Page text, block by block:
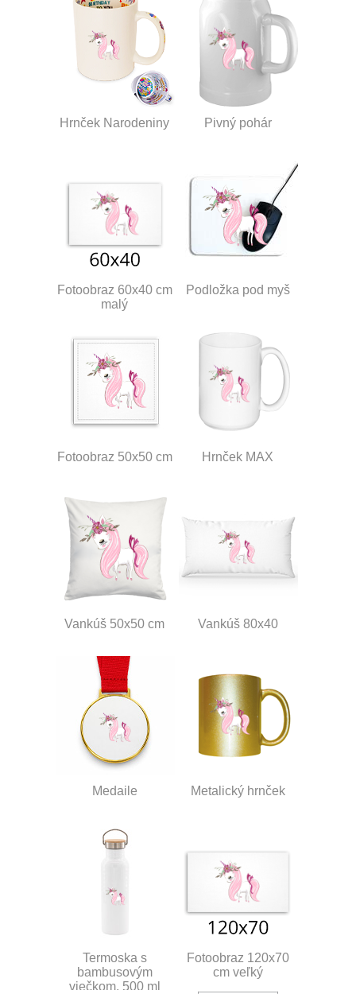
Hrnček Narodeniny Pivný pohár
Fotoobraz 60x40 cm
malý
Podložka pod myš
Fotoobraz 50x50 cm Hrnček MAX
Vankúš 50x50 cm Vankúš 80x40
Medaile Metalický hrnček
Termoska s
bambusovým
viečkom, 500 ml
Fotoobraz 120x70
cm veľký